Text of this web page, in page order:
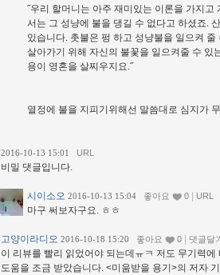
˝우리 할머니는 아주 재미있는 이론을 가지
서는 그 성냥에 불을 댕길 수 없다고 하셨죠.
있습니다. 촛불은 펑 하고 성냥불을 일으켜
살아가기 위해 자신의 불꽃을 일으켜줄 수 있
용이 영혼을 살찌우지요.˝
열정에 불을 지피기위해선 말씀대로 심지가
2016-10-13 15:01 URL
비밀 댓글입니다.
시이소오 2016-10-13 15:04 좋아요 0 URL
마구 써보자구요. ㅎㅎ
고양이라디오 2016-10-18 15:20 좋아요 0 댓글달기
이 리뷰를 빨리 읽었어야 되는데ㅠㅋ 저도 무기력
도움을 조금 받았습니다. <미움받을 용기>의 저자